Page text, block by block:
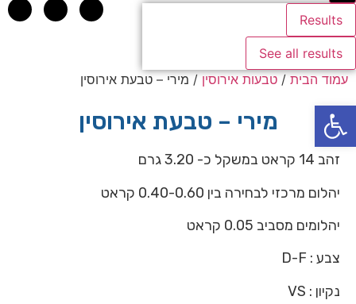
Results
See all results
עמוד הבית / טבעות אירוסין / מירי – טבעת אירוסין
מירי – טבעת אירוסין
זהב 14 קראט במשקל כ- 3.20 גרם
יהלום מרכזי לבחירה בין 0.40-0.60 קראט
יהלומים מסביב 0.05 קראט
צבע : D-F
נקיון : VS
פתח סרגל נגישות